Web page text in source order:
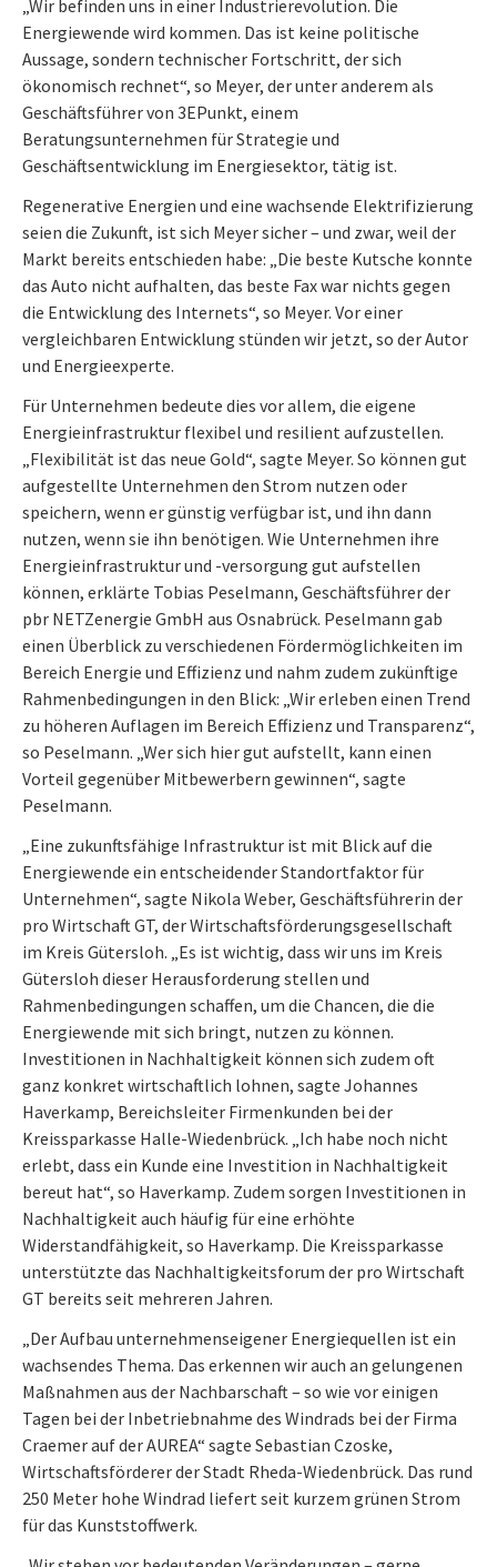
„Wir befinden uns in einer Industrierevolution. Die
Energiewende wird kommen. Das ist keine politische
Aussage, sondern technischer Fortschritt, der sich
ökonomisch rechnet“, so Meyer, der unter anderem als
Geschäftsführer von 3EPunkt, einem
Beratungsunternehmen für Strategie und
Geschäftsentwicklung im Energiesektor, tätig ist.
Regenerative Energien und eine wachsende Elektrifizierung
seien die Zukunft, ist sich Meyer sicher – und zwar, weil der
Markt bereits entschieden habe: „Die beste Kutsche konnte
das Auto nicht aufhalten, das beste Fax war nichts gegen
die Entwicklung des Internets“, so Meyer. Vor einer
vergleichbaren Entwicklung stünden wir jetzt, so der Autor
und Energieexperte.
Für Unternehmen bedeute dies vor allem, die eigene
Energieinfrastruktur flexibel und resilient aufzustellen.
„Flexibilität ist das neue Gold“, sagte Meyer. So können gut
aufgestellte Unternehmen den Strom nutzen oder
speichern, wenn er günstig verfügbar ist, und ihn dann
nutzen, wenn sie ihn benötigen. Wie Unternehmen ihre
Energieinfrastruktur und -versorgung gut aufstellen
können, erklärte Tobias Peselmann, Geschäftsführer der
pbr NETZenergie GmbH aus Osnabrück. Peselmann gab
einen Überblick zu verschiedenen Fördermöglichkeiten im
Bereich Energie und Effizienz und nahm zudem zukünftige
Rahmenbedingungen in den Blick: „Wir erleben einen Trend
zu höheren Auflagen im Bereich Effizienz und Transparenz“,
so Peselmann. „Wer sich hier gut aufstellt, kann einen
Vorteil gegenüber Mitbewerbern gewinnen“, sagte
Peselmann.
„Eine zukunftsfähige Infrastruktur ist mit Blick auf die
Energiewende ein entscheidender Standortfaktor für
Unternehmen“, sagte Nikola Weber, Geschäftsführerin der
pro Wirtschaft GT, der Wirtschaftsförderungsgesellschaft
im Kreis Gütersloh. „Es ist wichtig, dass wir uns im Kreis
Gütersloh dieser Herausforderung stellen und
Rahmenbedingungen schaffen, um die Chancen, die die
Energiewende mit sich bringt, nutzen zu können.
Investitionen in Nachhaltigkeit können sich zudem oft
ganz konkret wirtschaftlich lohnen, sagte Johannes
Haverkamp, Bereichsleiter Firmenkunden bei der
Kreissparkasse Halle-Wiedenbrück. „Ich habe noch nicht
erlebt, dass ein Kunde eine Investition in Nachhaltigkeit
bereut hat“, so Haverkamp. Zudem sorgen Investitionen in
Nachhaltigkeit auch häufig für eine erhöhte
Widerstandfähigkeit, so Haverkamp. Die Kreissparkasse
unterstützte das Nachhaltigkeitsforum der pro Wirtschaft
GT bereits seit mehreren Jahren.
„Der Aufbau unternehmenseigener Energiequellen ist ein
wachsendes Thema. Das erkennen wir auch an gelungenen
Maßnahmen aus der Nachbarschaft – so wie vor einigen
Tagen bei der Inbetriebnahme des Windrads bei der Firma
Craemer auf der AUREA“ sagte Sebastian Czoske,
Wirtschaftsförderer der Stadt Rheda-Wiedenbrück. Das rund
250 Meter hohe Windrad liefert seit kurzem grünen Strom
für das Kunststoffwerk.